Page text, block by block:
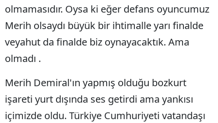
Gümüşhane
Hakkari
Hatay
Mersin
İstanbul
olmamasıdır. Oysa ki eğer defans oyuncumuz
Merih olsaydı büyük bir ihtimalle yarı finalde
veyahut da finalde biz oynayacaktık. Ama
olmadı .
Merih Demiral'ın yapmış olduğu bozkurt
işareti yurt dışında ses getirdi ama yankısı
içimizde oldu. Türkiye Cumhuriyeti vatandaşı